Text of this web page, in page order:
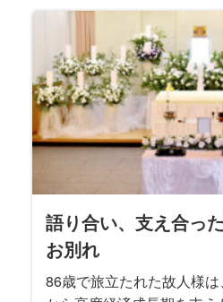
間。 ご葬儀のテーマはふ
県）」に囲まれたお見送と
語り合い、支え合っ
お別れ
86歳で旅立たれた故人様